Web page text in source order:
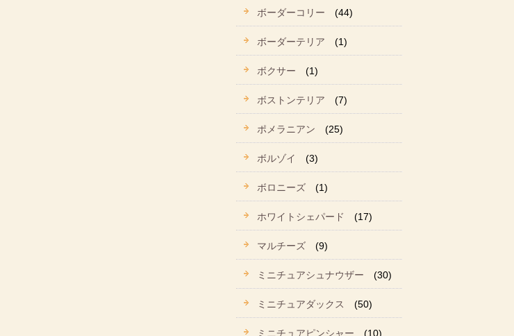
ボーダーコリー (44)
ボーダーテリア (1)
ボクサー (1)
ボストンテリア (7)
ポメラニアン (25)
ボルゾイ (3)
ボロニーズ (1)
ホワイトシェパード (17)
マルチーズ (9)
ミニチュアシュナウザー (30)
ミニチュアダックス (50)
ミニチュアピンシャー (10)